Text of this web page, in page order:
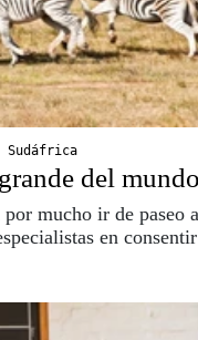
Sudáfrica
del mundo
mucho ir de paseo
en